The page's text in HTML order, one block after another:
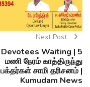
Next Post
Devotees Waiting | 5
மணி நேரம் காத்திருந்து
பக்தர்கள் சாமி தரிசனம் |
Kumudam News